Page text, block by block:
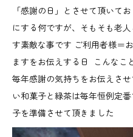
「感謝の日」とさせて頂いて
にする何ですが、そもそも老
す素敵な事です ご利用者様＝
ますをお伝えする日 こんなこ
毎年感謝の気持ちをお伝えさ
い和菓子と緑茶は毎年恒例定
子を準備させて頂きました